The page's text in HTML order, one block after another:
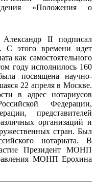
II подписал
С этого времени идет
как самостоятельного
году исполнилось 160
посвящена научно-
22 апреля в Москве.
в адрес нотариусов
Федерации,
представителей
организаций и
стран. Был
нотариата. В
Президент МОНП
МОНП Ерохина